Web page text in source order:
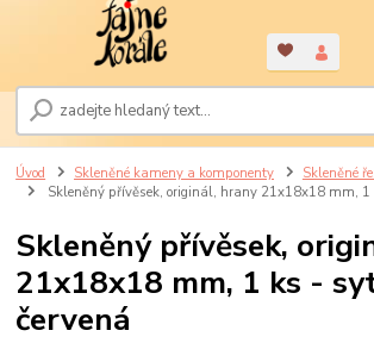
Úvod Skleněné kameny a komponenty
Skleněné
Skleněný přívěsek, originál, hrany 21x18x18 mm, 1
Skleněný přívěsek,
21x18x18 mm, 1 ks -
červená